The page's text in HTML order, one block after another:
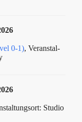
0-1), Ver­anstal­
Studio